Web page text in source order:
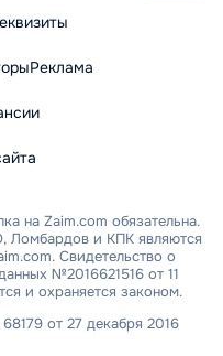
Реклама
на Zaim.com обязательна.
Ломбардов и КПК являются
Свидетельство о
№2016621516 от 11
и охраняется законом.
от 27 декабря 2016